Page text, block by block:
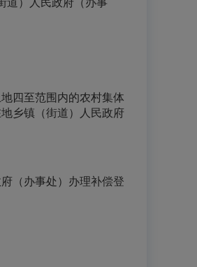
道）人民政府（办事
四至范围内的农村集体
乡镇（街道）人民政府
（办事处）办理补偿登